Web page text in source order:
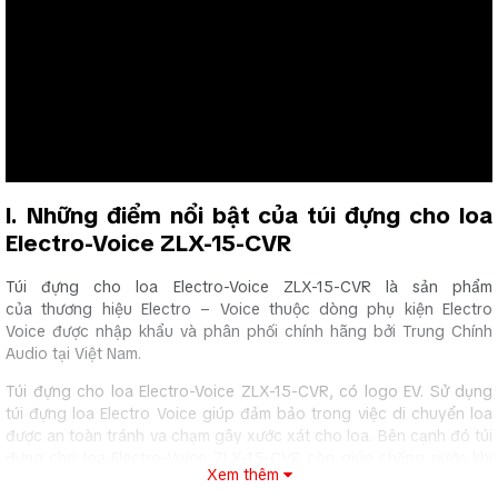
I. Những điểm nổi bật của túi đựng cho loa
Electro-Voice ZLX-15-CVR
Túi đựng cho loa Electro-Voice ZLX-15-CVR là sản phẩm
của thương hiệu Electro – Voice thuộc dòng phụ kiện Electro
Voice được nhập khẩu và phân phối chính hãng bởi Trung Chính
Audio tại Việt Nam.
Túi đựng cho loa Electro-Voice ZLX-15-CVR, có logo EV. Sử dụng
túi đựng loa Electro Voice giúp đảm bảo trong việc di chuyển loa
được an toàn tránh va chạm gây xước xát cho loa. Bên cạnh đó túi
gặp sự cố bất ngờ với trời mưa.Xem thêm